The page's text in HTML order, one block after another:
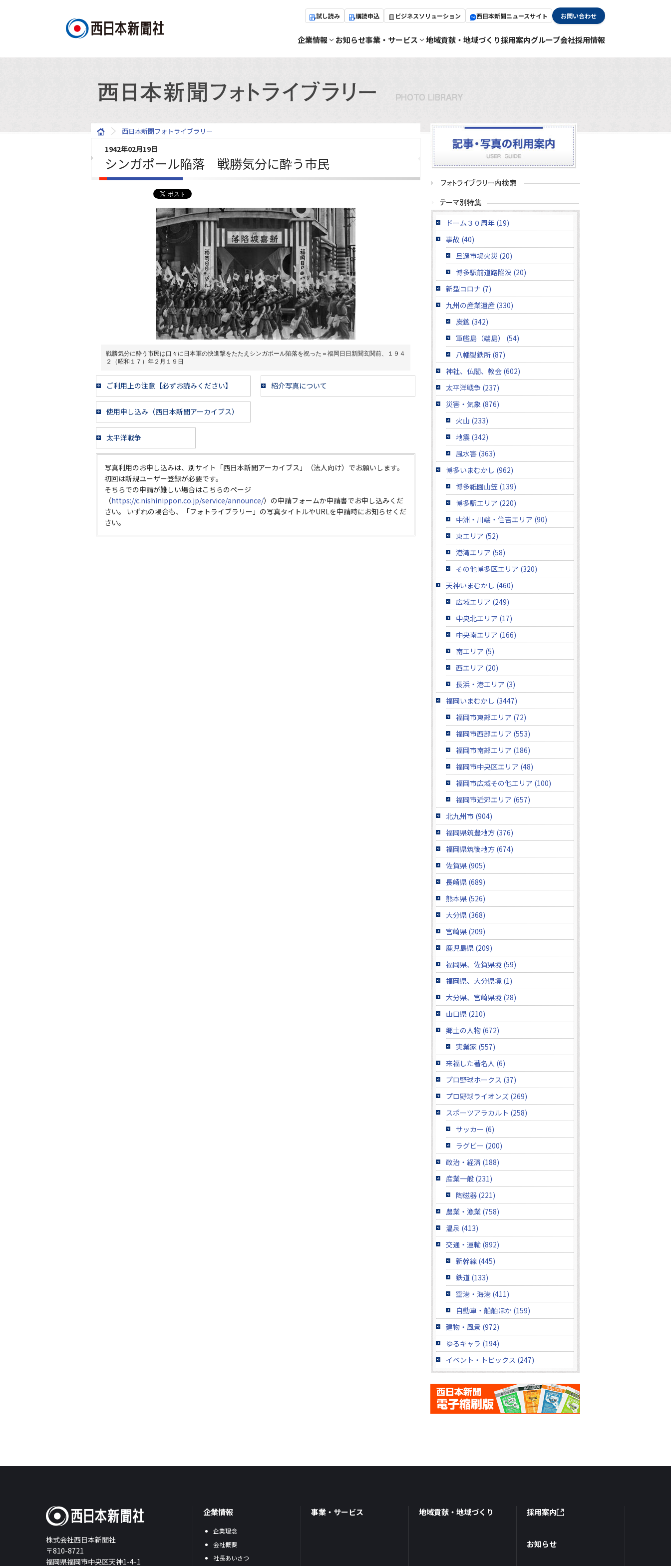
試し読み 購読申込 ビジネスソリューション 西日本新聞ニュースサイト お問い合わせ
企業情報 お知らせ事業・サービス 地域貢献・地域づくり採用案内グループ会社採用情報
西日本新聞フォトライブラリー
1942年02月19日
シンガポール陥落 戦勝気分に酔う市民
戦勝気分に酔う市民は口々に日本軍の快進撃をたたえシンガポール陷落を祝った＝福岡日日新聞玄関前、１９４
２（昭和１７）年２月１９日
ご利用上の注意【必ずお読みください】 紹介写真について
使用申し込み（西日本新聞アーカイブス）
太平洋戦争
写真利用のお申し込みは、別サイト「西日本新聞アーカイブス」（法人向け）でお願いします。
初回は新規ユーザー登録が必要です。
そちらでの申請が難しい場合はこちらのページ
（https://c.nishinippon.co.jp/service/announce/）の申請フォームか申請書でお申し込みくだ
さい。 いずれの場合も、「フォトライブラリー」の写真タイトルやURLを申請時にお知らせくだ
さい。
ドーム３０周年 (19)
事故 (40)
旦過市場火災 (20)
博多駅前道路陥没 (20)
新型コロナ (7)
九州の産業遺産 (330)
炭鉱 (342)
軍艦島（端島） (54)
八幡製鉄所 (87)
神社、仏閣、教会 (602)
太平洋戦争 (237)
災害・気象 (876)
火山 (233)
地震 (342)
風水害 (363)
博多いまむかし (962)
博多祇園山笠 (139)
博多駅エリア (220)
中洲・川端・住吉エリア (90)
東エリア (52)
港湾エリア (58)
その他博多区エリア (320)
天神いまむかし (460)
広域エリア (249)
中央北エリア (17)
中央南エリア (166)
南エリア (5)
西エリア (20)
長浜・港エリア (3)
福岡いまむかし (3447)
福岡市東部エリア (72)
福岡市西部エリア (553)
福岡市南部エリア (186)
福岡市中央区エリア (48)
福岡市広域その他エリア (100)
福岡市近郊エリア (657)
北九州市 (904)
福岡県筑豊地方 (376)
福岡県筑後地方 (674)
佐賀県 (905)
長崎県 (689)
熊本県 (526)
大分県 (368)
宮崎県 (209)
鹿児島県 (209)
福岡県、佐賀県境 (59)
福岡県、大分県境 (1)
大分県、宮崎県境 (28)
山口県 (210)
郷土の人物 (672)
実業家 (557)
来福した著名人 (6)
プロ野球ホークス (37)
プロ野球ライオンズ (269)
スポーツアラカルト (258)
サッカー (6)
ラグビー (200)
政治・経済 (188)
産業一般 (231)
陶磁器 (221)
農業・漁業 (758)
温泉 (413)
交通・運輸 (892)
新幹線 (445)
鉄道 (133)
空港・海港 (411)
自動車・船舶ほか (159)
建物・風景 (972)
ゆるキャラ (194)
イベント・トピックス (247)
株式会社西日本新聞社
〒810-8721
福岡県福岡市中央区天神1-4-1
企業情報
企業理念
会社概要
社長あいさつ
事業・サービス 地域貢献・地域づくり 採用案内
お知らせ